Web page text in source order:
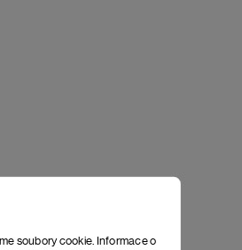
soubory cookie. Informace o